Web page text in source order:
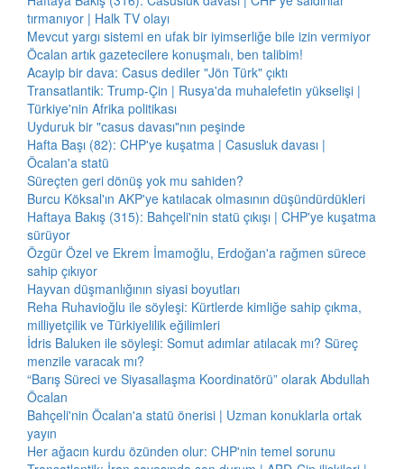
tırmanıyor | Halk TV olayı
Mevcut yargı sistemi en ufak bir iyimserliğe bile izin vermiyor
Öcalan artık gazetecilere konuşmalı, ben talibim!
Acayip bir dava: Casus dediler "Jön Türk" çıktı
Transatlantik: Trump-Çin | Rusya'da muhalefetin yükselişi |
Türkiye'nin Afrika politikası
Uyduruk bir "casus davası"nın peşinde
Hafta Başı (82): CHP'ye kuşatma | Casusluk davası |
Öcalan'a statü
Süreçten geri dönüş yok mu sahiden?
Burcu Köksal'ın AKP'ye katılacak olmasının düşündürdükleri
Haftaya Bakış (315): Bahçeli'nin statü çıkışı | CHP'ye kuşatma
sürüyor
Özgür Özel ve Ekrem İmamoğlu, Erdoğan'a rağmen sürece
sahip çıkıyor
Hayvan düşmanlığının siyasi boyutları
Reha Ruhavioğlu ile söyleşi: Kürtlerde kimliğe sahip çıkma,
milliyetçilik ve Türkiyelilik eğilimleri
İdris Baluken ile söyleşi: Somut adımlar atılacak mı? Süreç
menzile varacak mı?
“Barış Süreci ve Siyasallaşma Koordinatörü” olarak Abdullah
Öcalan
Bahçeli'nin Öcalan'a statü önerisi | Uzman konuklarla ortak
yayın
Her ağacın kurdu özünden olur: CHP'nin temel sorunu